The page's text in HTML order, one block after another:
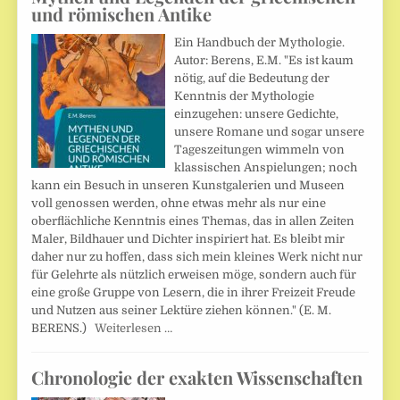
und römischen Antike
Ein Handbuch der Mythologie.
Autor: Berens, E.M. "Es ist kaum
nötig, auf die Bedeutung der
Kenntnis der Mythologie
einzugehen: unsere Gedichte,
unsere Romane und sogar unsere
Tageszeitungen wimmeln von
klassischen Anspielungen; noch
kann ein Besuch in unseren Kunstgalerien und Museen
voll genossen werden, ohne etwas mehr als nur eine
oberflächliche Kenntnis eines Themas, das in allen Zeiten
Maler, Bildhauer und Dichter inspiriert hat. Es bleibt mir
daher nur zu hoffen, dass sich mein kleines Werk nicht nur
für Gelehrte als nützlich erweisen möge, sondern auch für
eine große Gruppe von Lesern, die in ihrer Freizeit Freude
und Nutzen aus seiner Lektüre ziehen können." (E. M.
BERENS.)Weiterlesen …
Chronologie der exakten Wissenschaften